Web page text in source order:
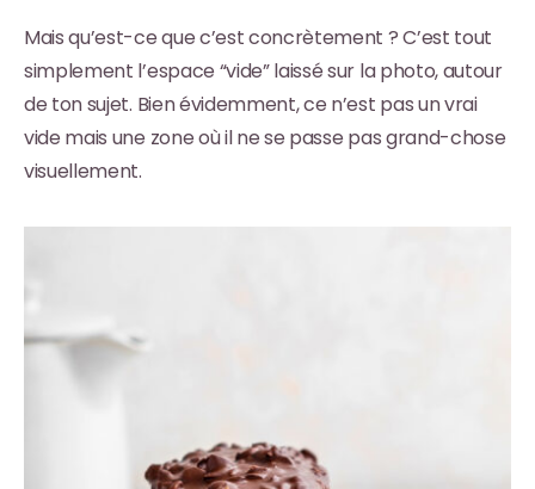
Mais qu’est-ce que c’est concrètement ? C’est tout
simplement l’espace “vide” laissé sur la photo, autour
de ton sujet. Bien évidemment, ce n’est pas un vrai
vide mais une zone où il ne se passe pas grand-chose
visuellement.